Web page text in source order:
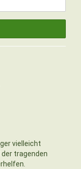
vielleicht
tragenden